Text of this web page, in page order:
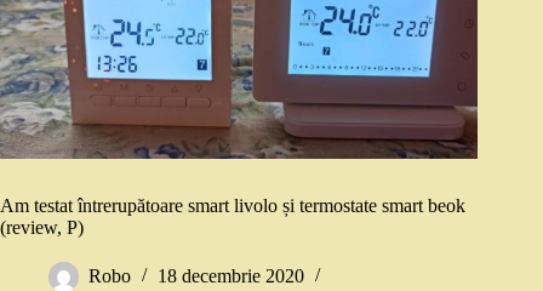
Am testat întrerupătoare smart livolo și termostate smart beok
(review, P)
Robo
18 decembrie 2020